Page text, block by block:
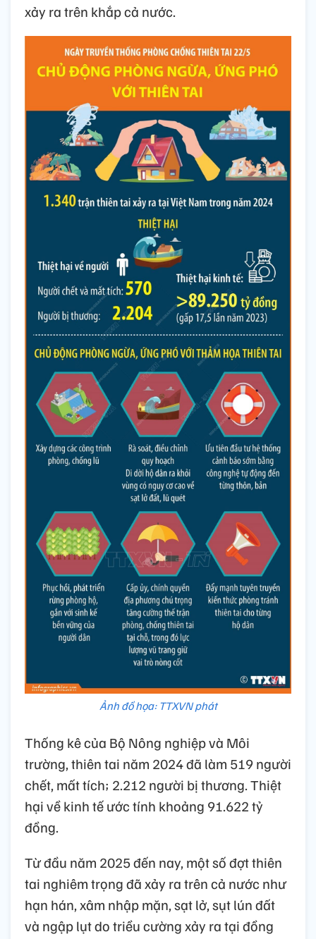
xảy ra trên khắp cả nước.
Ảnh đồ họa: TTXVN phát
Thống kê của Bộ Nông nghiệp và Môi
trường, thiên tai năm 2024 đã làm 519 người
chết, mất tích; 2.212 người bị thương. Thiệt
hại về kinh tế ước tính khoảng 91.622 tỷ
đồng.
Từ đầu năm 2025 đến nay, một số đợt thiên
tai nghiêm trọng đã xảy ra trên cả nước như
hạn hán, xâm nhập mặn, sạt lở, sụt lún đất
và ngập lụt do triều cường xảy ra tại đồng